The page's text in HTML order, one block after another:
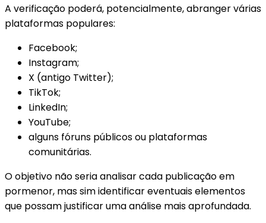
A verificação poderá, potencialmente, abranger várias
plataformas populares:
Facebook;
Instagram;
X (antigo Twitter);
TikTok;
LinkedIn;
YouTube;
alguns fóruns públicos ou plataformas
comunitárias.
O objetivo não seria analisar cada publicação em
pormenor, mas sim identificar eventuais elementos
que possam justificar uma análise mais aprofundada.